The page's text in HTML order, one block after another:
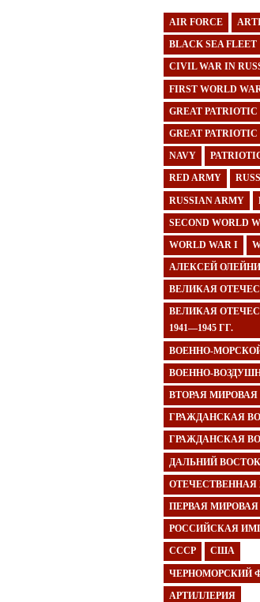
AIR FORCE
BLACK SEA FLEET
CIVIL WAR IN
FIRST WORLD
GREAT PATRIOTIC
GREAT PATRIOTIC
NAVY
RED ARMY
RUSSIAN ARMY
SECOND WORLD
WORLD WAR I
АЛЕКСЕЙ
ВЕЛИКАЯ
ВЕЛИКАЯ
1941—1945 ГГ.
ВОЕННО-
ВОЕННО-
ВТОРАЯ
ГРАЖДАНСКАЯ
ГРАЖДАНСКАЯ
ДАЛЬНИЙ ВОСТОК
ОТЕЧЕСТВЕННАЯ
ПЕРВАЯ
РОССИЙСКАЯ
СССР США
ЧЕРНОМОРСКИЙ
АРТИЛЛЕРИЯ